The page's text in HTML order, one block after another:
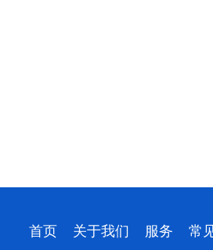
首页 关于我们 服务 常